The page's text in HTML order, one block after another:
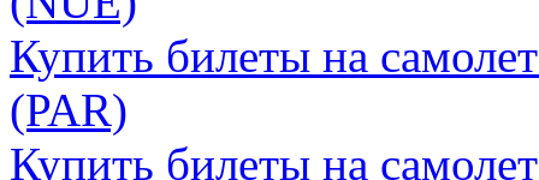
Купить билеты на
(PAR)
Купить билеты на